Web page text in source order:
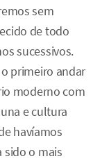
sem
de todo
sucessivos.
primeiro andar
moderno com
e cultura
havíamos
sido o mais